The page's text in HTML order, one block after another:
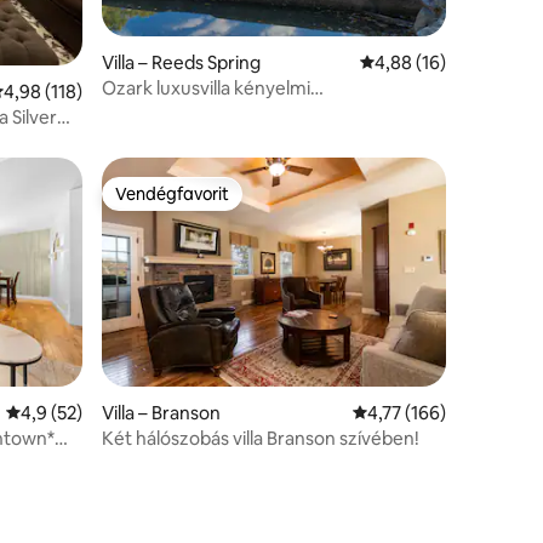
értékelés: 5/4,98, 118 vélemény
4,98 (118)
Silver
Villa – Reeds Spring Átlagos értékelés: 5/
4,88 (16)
Ozark luxusvilla kényelmi
Átlagos értékelés: 5/4,9, 52 vélemény
4,9 (52)
Vendégfavorit
Vendégfavorit
Villa – Branson Átlagos értékelés: 5/
4,77 (166)
Két hálószobás villa Branson szívében!